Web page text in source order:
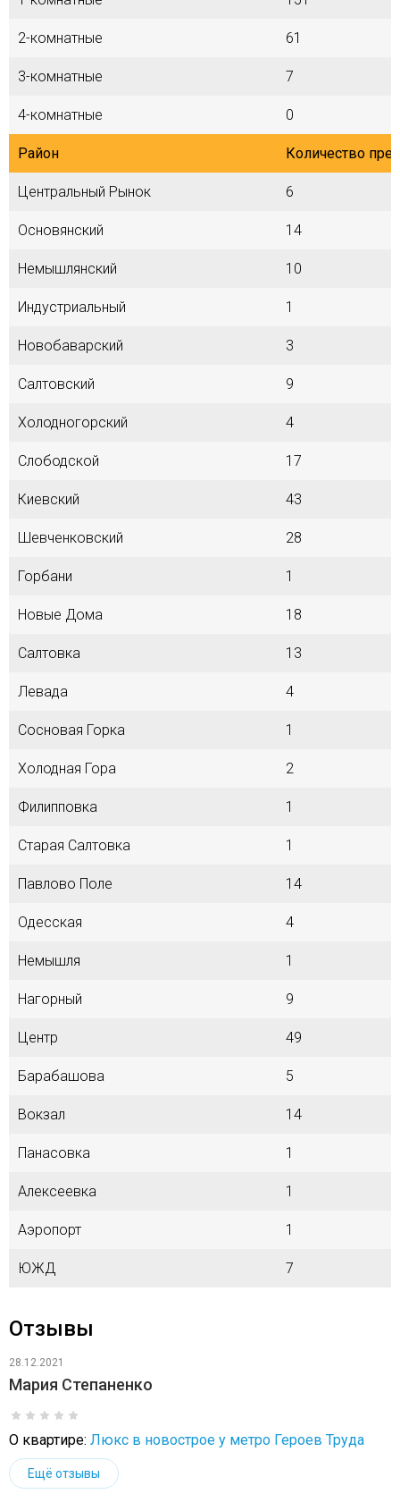
2-комнатные 61
3-комнатные 7
4-комнатные 0
Район Количество
Центральный Рынок 6
Основянский 14
Немышлянский 10
Индустриальный 1
Новобаварский 3
Салтовский 9
Холодногорский 4
Слободской 17
Киевский 43
Шевченковский 28
Горбани 1
Новые Дома 18
Салтовка 13
Левада 4
Сосновая Горка 1
Холодная Гора 2
Филипповка 1
Старая Салтовка 1
Павлово Поле 14
Одесская 4
Немышля 1
Нагорный 9
Центр 49
Барабашова 5
Вокзал 14
Панасовка 1
Алексеевка 1
Аэропорт 1
ЮЖД 7
Отзывы
28.12.2021
Мария Степаненко
О квартире: Люкс в новострое у метро Героев Труда
Ещё отзывы